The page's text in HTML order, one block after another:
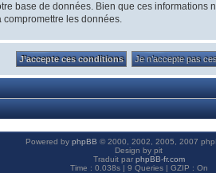
base de données. Bien que ces
les données.
Powered by phpBB © 2000, 2002, 2005, 2007
Design by pit
Traduit par phpBB-fr.com
Time : 0.038s | 9 Queries | GZIP : On